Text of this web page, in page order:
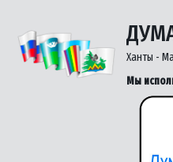
Ханты -
Мы